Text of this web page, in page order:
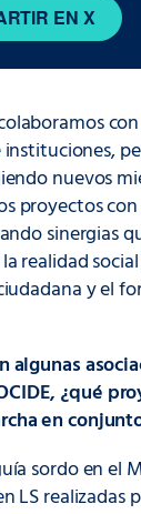
EN X
instituciones,
nuevos
proyectos
sinergias
realidad
y el
algunas
¿qué
en
sordo en el
LS realizadas